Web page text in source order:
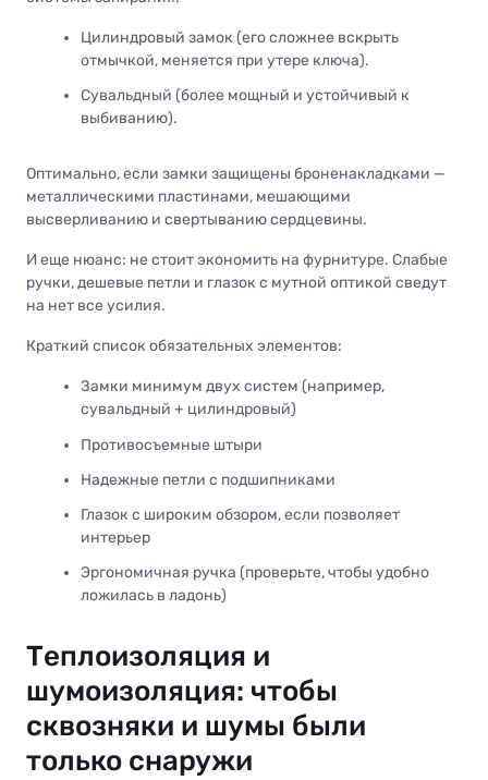
Цилиндровый замок (его сложнее вскрыть
отмычкой, меняется при утере ключа).
Сувальдный (более мощный и устойчивый к
выбиванию).
Оптимально, если замки защищены броненакладками —
металлическими пластинами, мешающими
высверливанию и свертыванию сердцевины.
И еще нюанс: не стоит экономить на фурнитуре. Слабые
ручки, дешевые петли и глазок с мутной оптикой сведут
на нет все усилия.
Краткий список обязательных элементов:
Замки минимум двух систем (например,
сувальдный + цилиндровый)
Противосъемные штыри
Надежные петли с подшипниками
Глазок с широким обзором, если позволяет
интерьер
Эргономичная ручка (проверьте, чтобы удобно
ложилась в ладонь)
Теплоизоляция и
шумоизоляция: чтобы
сквозняки и шумы были
только снаружи